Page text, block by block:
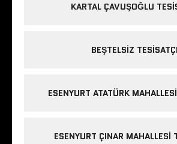
KARTAL ÇAVUŞOĞLU
BEŞTELSIZ TESISATÇI
ESENYURT ATATÜRK
ESENYURT ÇINAR MAHALLESI